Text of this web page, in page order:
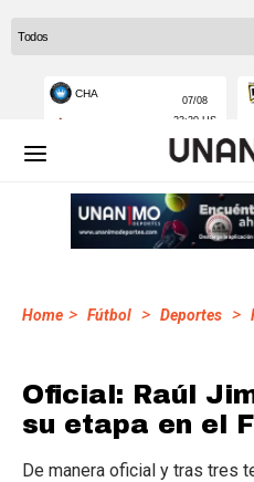
Home > Fútbol > Deportes >
Oficial: Raúl
su etapa en el
De manera oficial y tras tres